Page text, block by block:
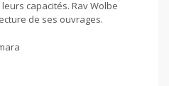
capacités. Rav Wolbe
de ses ouvrages.